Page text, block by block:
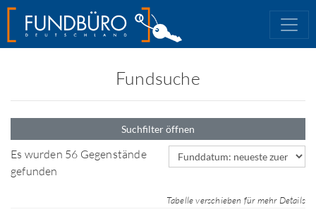
Fundsuche
Suchfilter öffnen
Es wurden 56 Gegenstände
gefunden
Sortierfeld
Tabelle verschieben für mehr Details